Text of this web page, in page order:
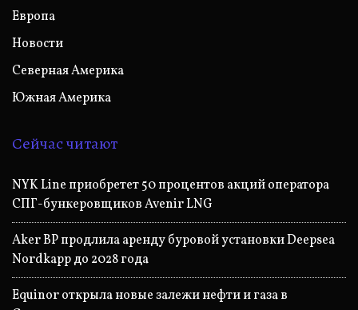
Европа
Новости
Северная Америка
Южная Америка
Сейчас читают
NYK Line приобретет 50 процентов акций оператора
СПГ-бункеровщиков Avenir LNG
Aker BP продлила аренду буровой установки Deepsea
Nordkapp до 2028 года
Equinor открыла новые залежи нефти и газа в